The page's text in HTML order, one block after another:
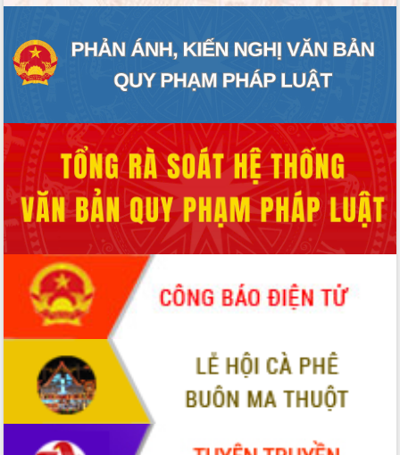
Thứ trưởng Bộ Y tế làm việc với tỉnh
cho trạm y tế cấp xã
Du lịch Đắk Lắk nâng tầm trải nghiệm
du khách thông qua Hệ thống cơ sở dữ
Tập huấn ứng dụng trí tuệ nhân tạo (AI)
trong thương mại điện tử năm 2026
Đoàn đại biểu Quốc hội tỉnh Đắk Lắk
trao đổi thông tin trước Kỳ họp thứ
nhất, Quốc hội khóa XVI
Quyết liệt cải cách hành chính, khơi
thông nguồn lực phát triển
Nâng cao hiệu lực, hiệu quả HĐND
tỉnh thông qua hiện đại hóa hành chính
Xã Ea Phê gắn cải cách hành chính với
chuyển đổi số
Phó Chủ tịch Thường trực UBND tỉnh
Hồ Thị Nguyên Thảo làm việc tại Trung
tâm Phục vụ hành chính công xã Ea
Xây dựng nền hành chính số đồng
hành cùng nông dân dân, doanh nghiệp